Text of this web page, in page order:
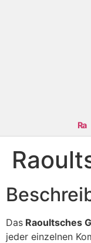
Ra
Das Raoultsches
jeder einzelnen